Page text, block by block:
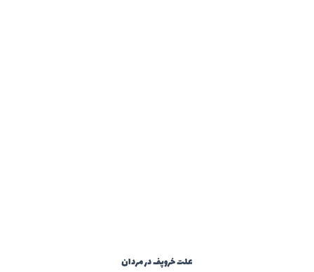
علت خروپف در مردان